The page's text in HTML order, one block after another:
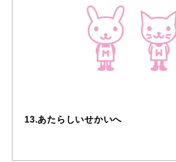
13.あたらしいせかいへ